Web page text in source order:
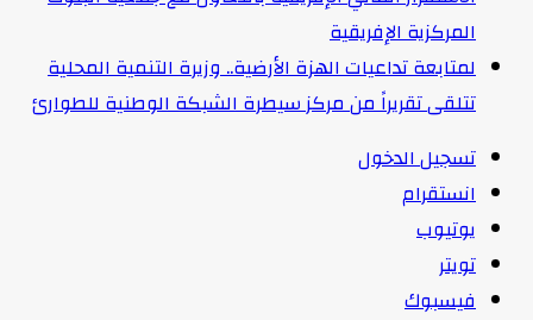
المركزية الإفريقية
لمتابعة تداعيات الهزة الأرضية.. وزيرة التنمية المحلية
تتلقى تقريراً من مركز سيطرة الشبكة الوطنية للطوارئ
تسجيل الدخول
انستقرام
يوتيوب
تويتر
فيسبوك